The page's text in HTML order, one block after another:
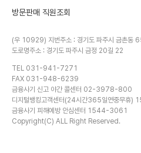
방문판매 직원조회
(우 10929) 지번주소 : 경기도 파주시 금촌동
도로명주소 : 경기도 파주시 금정 20길 22
TEL 031-941-7271
FAX 031-948-6239
금융사기 신고 야간 콜센터 02-3978-800
디지털뱅킹고객센터(24시간365일연중무
금융사기 피해예방 안심센터 1544-3061
Copyright(C) ALL Right Reserved.